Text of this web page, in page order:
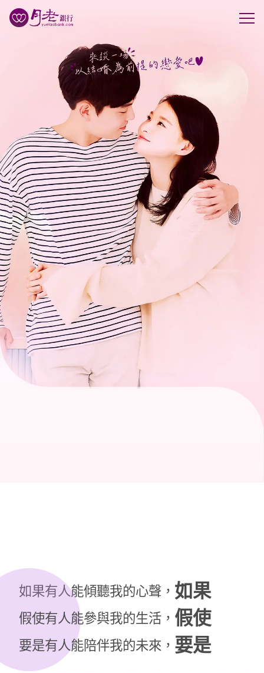
優質會員
行動交友
聯誼活動
幸福案例
最新動態
活動花絮
許願天燈
關於月老
服務據點
如果有人能傾聽我的心聲， 如果
假使有人能參與我的生活， 假使
要是有人能陪伴我的未來， 要是